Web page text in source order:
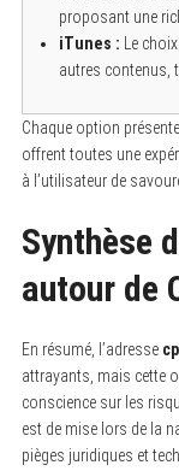
proposant une
iTunes : Le
autres contenus,
Chaque option
offrent toutes une
à l’utilisateur de
Synthèse
autour de
En résumé, l’adresse
attrayants, mais cette
conscience sur les
est de mise lors de la
pièges juridiques et